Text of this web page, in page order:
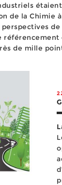
de la Chimie
de
référencement
de mille